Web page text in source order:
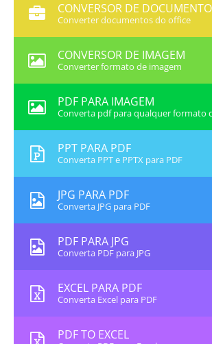
CONVERSOR DE
Converter documentos do office
CONVERSOR DE IMAGEM
Converter formato de imagem
PDF PARA IMAGEM
Converta pdf para qualquer formato
PPT PARA PDF
Converta PPT e PPTX para PDF
JPG PARA PDF
Converta JPG para PDF
PDF PARA JPG
Converta PDF para JPG
EXCEL PARA PDF
Converta Excel para PDF
PDF TO EXCEL